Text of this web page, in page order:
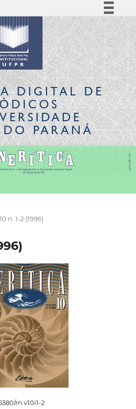
Simplifique!
Comunica BR
Participe
Acesso à informação
Legislação
Canais
DIGITALDE
DO PARANÁ
n. 1-2 (1996)
rn.v10i1-2